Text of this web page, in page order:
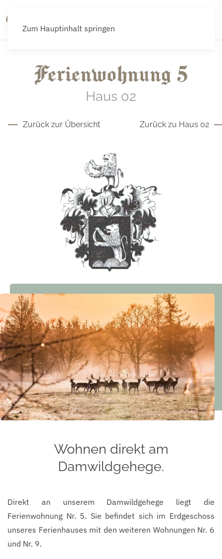
Zum Hauptinhalt springen
Ferienwohnung 5
Haus 02
Zurück zur Übersicht Zurück zu Haus 02
Wohnen direkt am
Damwildgehege.
Direkt an unserem Damwildgehege liegt die
Ferienwohnung Nr. 5. Sie befindet sich im Erdgeschoss
unseres Ferienhauses mit den weiteren Wohnungen Nr. 6
und Nr. 9.